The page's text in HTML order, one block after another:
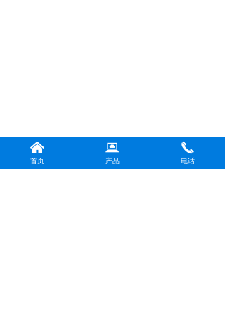
낀
首页
뀵
产品
끅
电话